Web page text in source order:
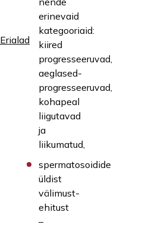
Erialad
erinevaid
kategooriaid:
kiired
progresseeruvad,
aeglased-
progresseeruvad,
kohapeal
liigutavad
ja
liikumatud,
spermatosoidide
üldist
välimust-
ehitust
–